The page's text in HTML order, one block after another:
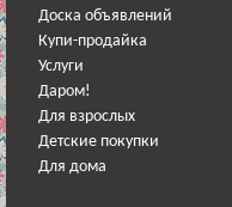
Доска объявлений
Купи-продайка
Услуги
Даром!
Для взрослых
Детские покупки
Для дома